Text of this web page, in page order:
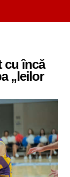
cu încă
„leilor